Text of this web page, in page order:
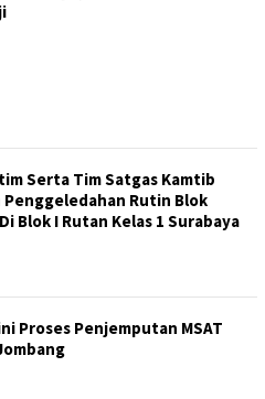
Serta Tim Satgas Kamtib
Penggeledahan Rutin Blok
Blok I Rutan Kelas 1 Surabaya
Proses Penjemputan MSAT